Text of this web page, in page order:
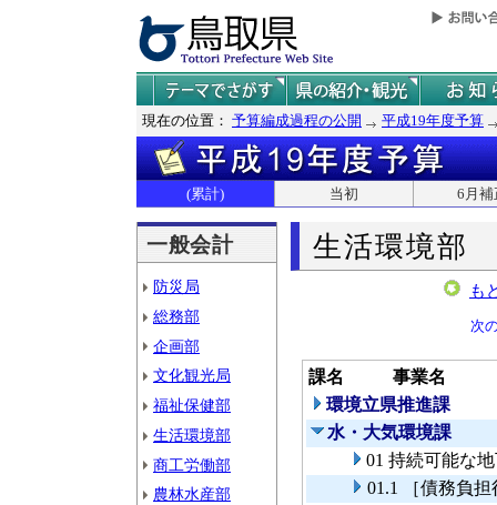
現在の位置： 予算編成過程の公開 平成19年度予算
(累計) 当初 6月補
一般会計
防災局
総務部
企画部
文化観光局
福祉保健部
生活環境部
商工労働部
農林水産部
生活環境部
も
次
課名
事業名
環境立県推進課
水・大気環境課
01 持続可能な
01.1 ［債務負